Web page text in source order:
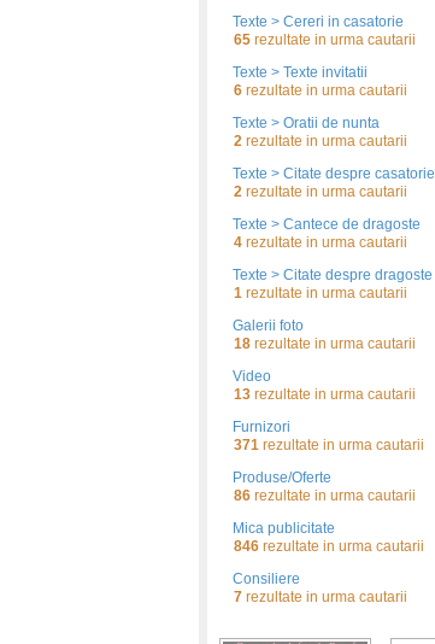
Texte > Cereri in casatorie
65 rezultate in urma cautarii
Texte > Texte invitatii
6 rezultate in urma cautarii
Texte > Oratii de nunta
2 rezultate in urma cautarii
Texte > Citate despre casatorie
2 rezultate in urma cautarii
Texte > Cantece de dragoste
4 rezultate in urma cautarii
Texte > Citate despre dragoste
1 rezultate in urma cautarii
Galerii foto
18 rezultate in urma cautarii
Video
13 rezultate in urma cautarii
Furnizori
371 rezultate in urma cautarii
Produse/Oferte
86 rezultate in urma cautarii
Mica publicitate
846 rezultate in urma cautarii
Consiliere
7 rezultate in urma cautarii